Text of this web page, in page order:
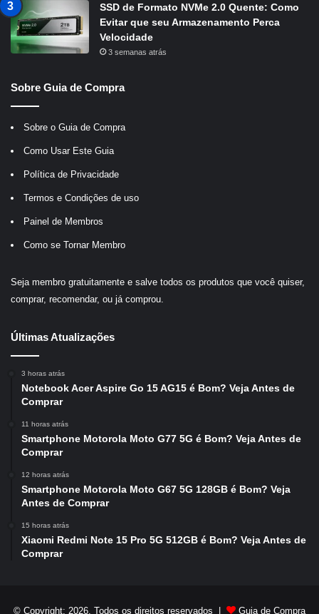
SSD de Formato NVMe 2.0 Quente: Como
Evitar que seu Armazenamento Perca
Velocidade
3 semanas atrás
Sobre Guia de Compra
Sobre o Guia de Compra
Como Usar Este Guia
Política de Privacidade
Termos e Condições de uso
Painel de Membros
Como se Tornar Membro
Seja membro gratuitamente e salve todos os produtos que você quiser,
comprar, recomendar, ou já comprou.
Últimas Atualizações
3 horas atrás
Notebook Acer Aspire Go 15 AG15 é Bom? Veja Antes de
Comprar
11 horas atrás
Smartphone Motorola Moto G77 5G é Bom? Veja Antes de
Comprar
12 horas atrás
Smartphone Motorola Moto G67 5G 128GB é Bom? Veja
Antes de Comprar
15 horas atrás
Xiaomi Redmi Note 15 Pro 5G 512GB é Bom? Veja Antes de
Comprar
© Copyright: 2026, Todos os direitos reservados | Guia de Compra